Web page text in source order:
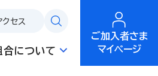
クセス
合について
ご加入者さま
マイページ